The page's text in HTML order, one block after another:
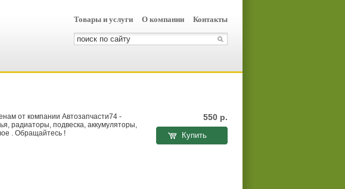
Товары и услуги О компании Контакты
от компании Автозапчасти74 -
радиаторы, подвеска, аккумуляторы,
. Обращайтесь !
550 р.
Купить